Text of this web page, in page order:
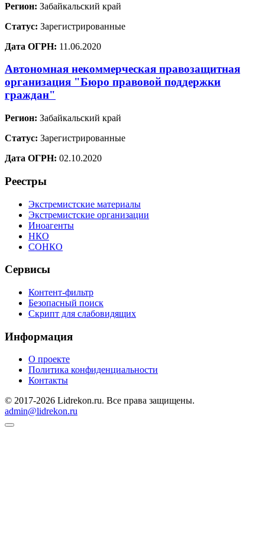
Регион: Забайкальский край
Статус: Зарегистрированные
Дата ОГРН: 11.06.2020
Автономная некоммерческая правозащитная
организация "Бюро правовой поддержки
граждан"
Регион: Забайкальский край
Статус: Зарегистрированные
Дата ОГРН: 02.10.2020
Реестры
Экстремистские материалы
Экстремистские организации
Иноагенты
НКО
СОНКО
Сервисы
Контент-фильтр
Безопасный поиск
Скрипт для слабовидящих
Информация
О проекте
Политика конфиденциальности
Контакты
© 2017-2026 Lidrekon.ru. Все права защищены.
admin@lidrekon.ru